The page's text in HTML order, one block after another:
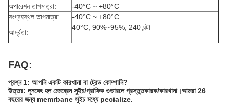
অপারেশন তাপমাত্রা:
-40°C ~ +80°C
সংগ্রহস্থল তাপমাত্রা:
-40°C ~ +80°C
আর্দ্রতা:
40°C, 90%~95%, 240 ঘন্টা
FAQ:
প্রশ্ন 1: আপনি একটি কারখানা বা ট্রেড কোম্পানি?
উত্তর: লুনফেং হল মেমব্রেন সুইচ/গ্রাফিক ওভারলে প্রস্তুতকারক/কারখানা।আমরা 26
বছরের জন্য memrbane সুইচ মধ্যে pecialize.